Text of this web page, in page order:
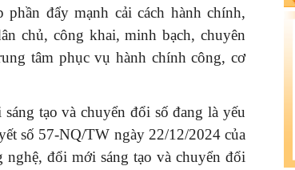
đẩy mạnh cải cách hành chính,
chủ, công khai, minh bạch, chuyên
tâm phục vụ hành chính công, cơ
tạo và chuyển đổi số đang là yếu
số 57-NQ/TW ngày 22/12/2024 của
đổi mới sáng tạo và chuyển đổi